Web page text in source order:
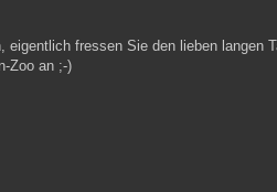
eigentlich fressen Sie den lieben langen
Zoo an ;-)